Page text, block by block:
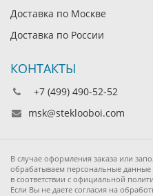
Доставка по Москве
Доставка по России
КОНТАКТЫ
+7 (499) 490-52-52
msk@steklooboi.com
В случае оформления заказа или
обрабатываем персональные данные
в соответствии с официальной
Если Вы не даете согласия на